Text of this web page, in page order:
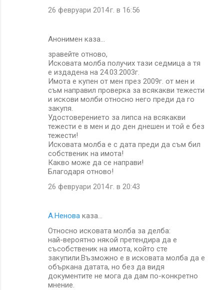
26 февруари 2014 г. в 16:56
Анонимен каза…
зравейте отново,
Исковата молба получих тази седмица а тя
е издадена на 24.03.2003г.
Имота е купен от мен през 2009г. от мен и
съм направил проверка за всякакви тежести
и искови молби относно него преди да го
закупя.
Удостоверението за липса на всякакви
тежести е в мен и до ден днешен и той е без
тежести!
Исковата молба е с дата преди да съм бил
собственик на имота!
Какво може да се направи!
Благодаря отново!
26 февруари 2014 г. в 20:43
A.Ненова каза…
Относно исковата молба за делба:
най-вероятно някой претендира да е
съсобственик на имота, който сте
закупили.Възможно е в исковата молба да е
объркана датата, но без да видя
документите не мога да дам по-конкретно
мнение.